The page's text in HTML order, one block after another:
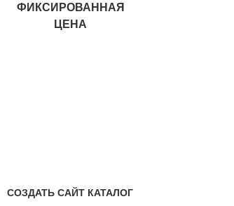
ФИКСИРОВАННАЯ
ЦЕНА
СОЗДАТЬ САЙТ КАТАЛОГ